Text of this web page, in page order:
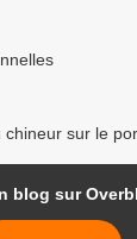
sur le
blog sur